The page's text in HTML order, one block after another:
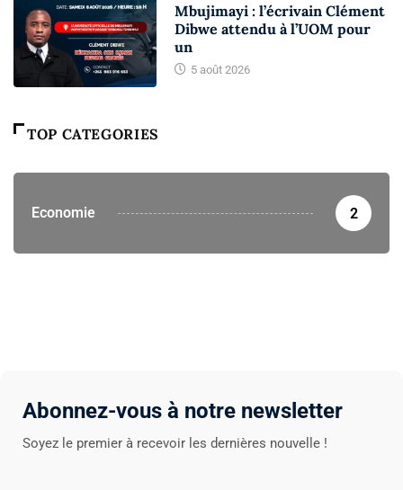
Mbujimayi : l’écrivain Clément
Dibwe attendu à l’UOM pour
un
5 août 2026
TOP CATEGORIES
Economie 2
Abonnez-vous à notre newsletter
Soyez le premier à recevoir les dernières nouvelle !